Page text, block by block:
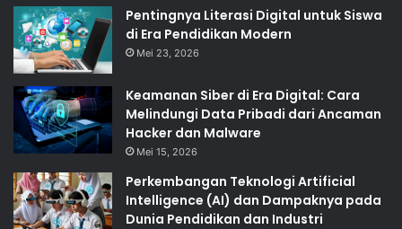
Pentingnya Literasi Digital untuk Siswa
di Era Pendidikan Modern
Mei 23, 2026
Keamanan Siber di Era Digital: Cara
Melindungi Data Pribadi dari Ancaman
Hacker dan Malware
Mei 15, 2026
Perkembangan Teknologi Artificial
Intelligence (AI) dan Dampaknya pada
Dunia Pendidikan dan Industri